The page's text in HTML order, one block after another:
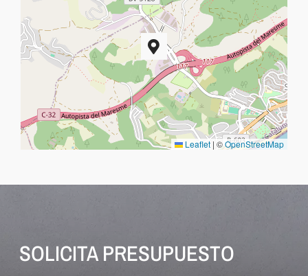
Leaflet | ©OpenStreetMap
SOLICITA PRESUPUESTO